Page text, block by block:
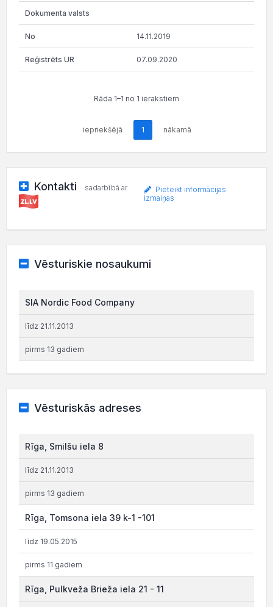
14.11.2019
07.09.2020
Rāda 1–1 no 1 ierakstiem
iepriekšējā 1 nākamā
Kontakti sadarbībā ar
Pieteikt informācijas
izmaiņas
Vēsturiskie nosaukumi
SIA Nordic Food Company
līdz 21.11.2013
pirms 13 gadiem
Vēsturiskās adreses
Rīga, Smilšu iela 8
līdz 21.11.2013
pirms 13 gadiem
Rīga, Tomsona iela 39 k-1 -101
līdz 19.05.2015
pirms 11 gadiem
Rīga, Pulkveža Brieža iela 21 - 11